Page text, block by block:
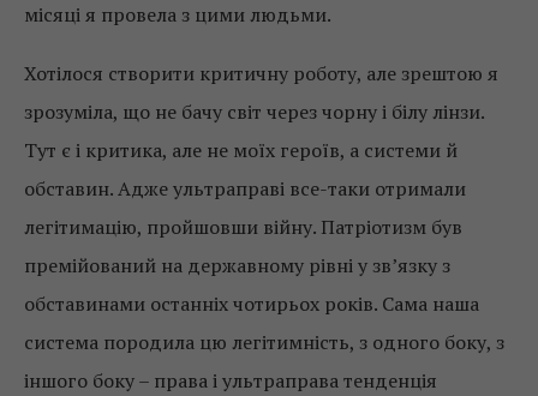
місяці я провела з цими людьми.
Хотілося створити критичну роботу, але зрештою я
зрозуміла, що не бачу світ через чорну і білу лінзи.
Тут є і критика, але не моїх героїв, а системи й
обставин. Адже ультраправі все-таки отримали
легітимацію, пройшовши війну. Патріотизм був
премійований на державному рівні у зв’язку з
обставинами останніх чотирьох років. Сама наша
система породила цю легітимність, з одного боку, з
іншого боку – права і ультраправа тенденція